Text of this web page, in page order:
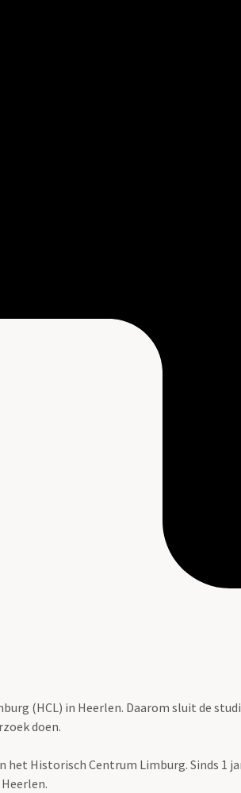
(HCL) in Heerlen. Daarom sluit de
doen.
Historisch Centrum Limburg. Sinds 1